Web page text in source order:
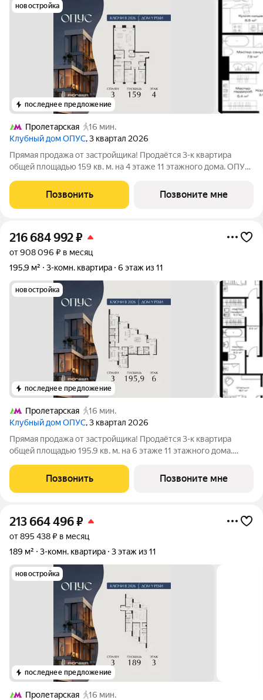
новостройка
последнее предложение
Пролетарская
16 мин.
Клубный дом ОПУС, 3 квартал 2026
Прямая продажа от застройщика! Продаётся 3-к квартира
общей площадью 159 кв. м. на 4 этаже 11 этажного дома. ОПУС
проект премиум-класса от девелопера PIONEER с
архитектурной концепцией от
Позвонить Позвоните мне
216 684 992₽
от 908 096 ₽ в месяц
195,9 м²
3-комн. квартира 6 этаж из 11
новостройка
последнее предложение
Пролетарская
16 мин.
Клубный дом ОПУС, 3 квартал 2026
Прямая продажа от застройщика! Продаётся 3-к квартира
общей площадью 195.9 кв. м. на 6 этаже 11 этажного дома.
Кремля, проект премиум-класса от девелопера PIONEER с
архитектурной концепцией от
Позвонить Позвоните мне
213 664 496₽
от 895 438 ₽ в месяц
189 м²
3-комн. квартира 3 этаж из 11
новостройка
последнее предложение
Пролетарская
16 мин.